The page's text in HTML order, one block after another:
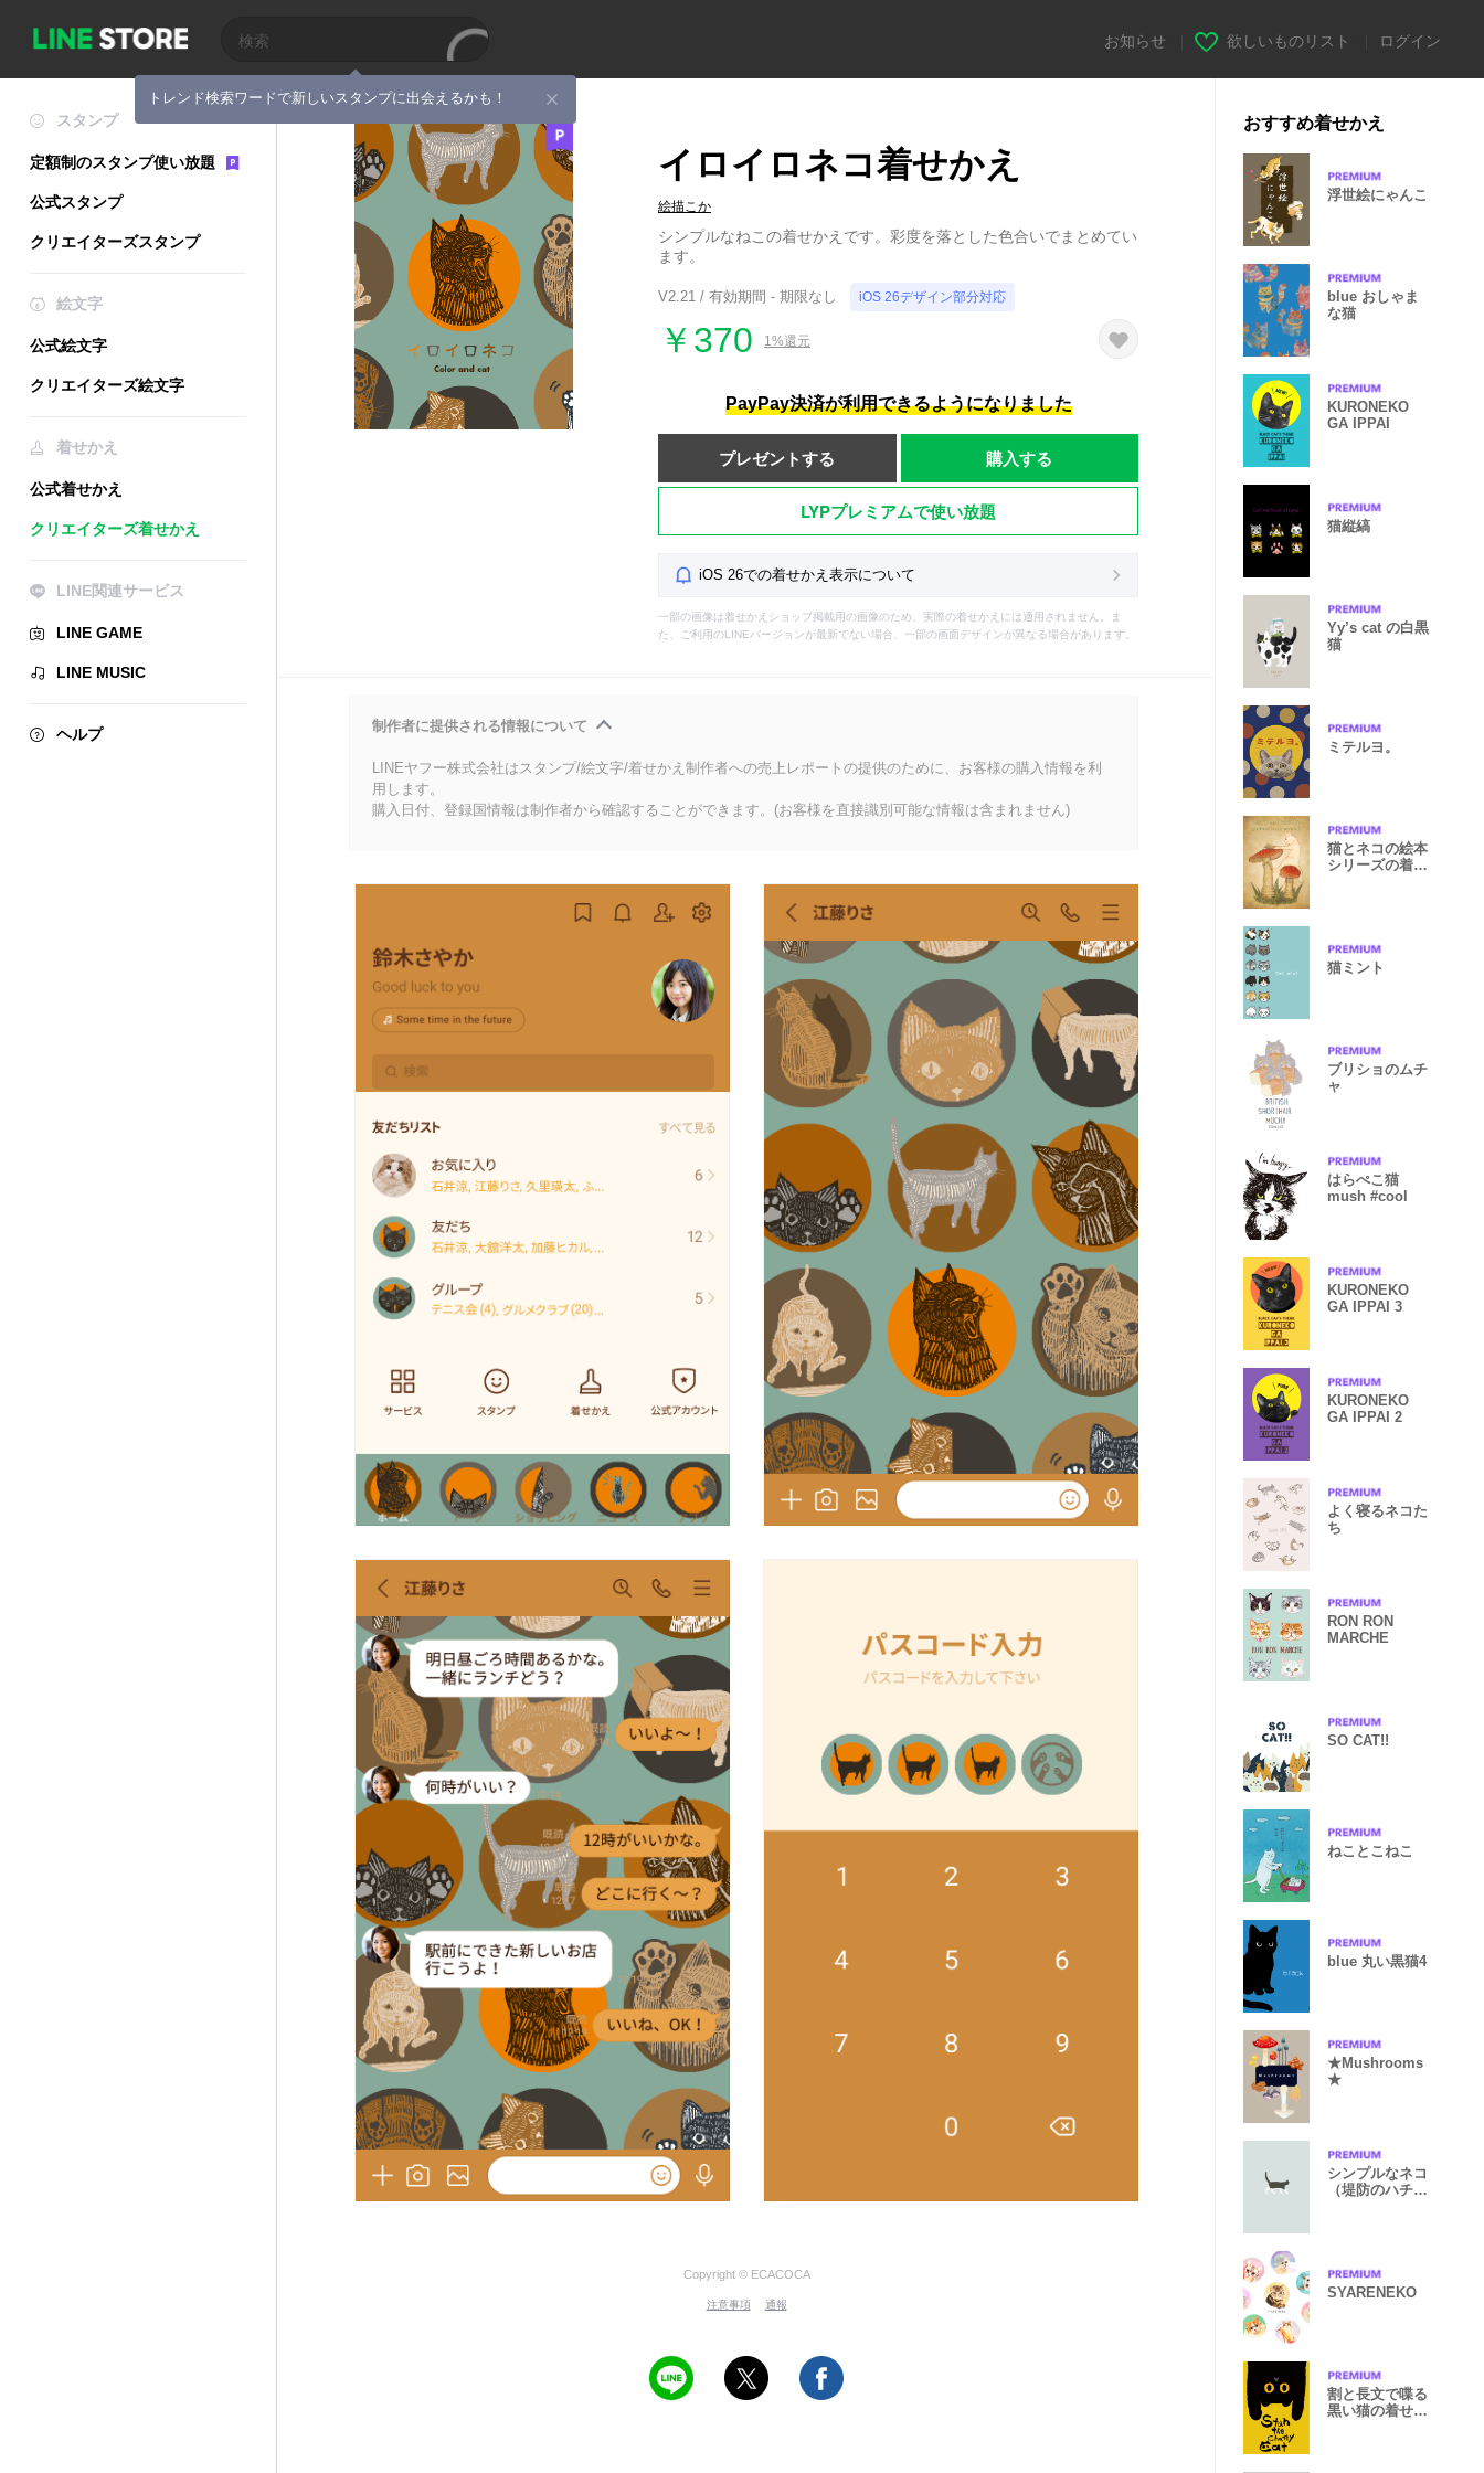
トレンド検索ワードで新しいスタンプに出会えるかも！
お知らせ 欲しいものリスト ログイン
スタンプ
定額制のスタンプ使い放題
公式スタンプ
クリエイターズスタンプ
絵文字
公式絵文字
クリエイターズ絵文字
着せかえ
公式着せかえ
クリエイターズ着せかえ
LINE関連サービス
LINE GAME
LINE MUSIC
ヘルプ
イロイロネコ着せかえ
絵描こか
シンプルなねこの着せかえです。彩度を落とした色合いでまとめてい
ます。
V2.21 / 有効期間 - 期限なし iOS 26デザイン部分対応
￥370 1%還元
PayPay決済が利用できるようになりました
プレゼントする 購入する
LYPプレミアムで使い放題
iOS 26での着せかえ表示について
一部の画像は着せかえショップ掲載用の画像のため、実際の着せかえには適用されません。ま
た、ご利用のLINEバージョンが最新でない場合、一部の画面デザインが異なる場合があります。
制作者に提供される情報について
LINEヤフー株式会社はスタンプ/絵文字/着せかえ制作者への売上レポートの提供のために、お客様の購入情報を利
用します。
購入日付、登録国情報は制作者から確認することができます。(お客様を直接識別可能な情報は含まれません)
Copyright © ECACOCA
注意事項 通報
おすすめ着せかえ
浮世絵にゃんこ
blue おしゃま
な猫
KURONEKO
GA IPPAI
猫縦縞
Yy’s cat の白黒
猫
ミテルヨ。
猫とネコの絵本
シリーズの着せ
猫ミント
ブリショのムチ
ャ
はらぺこ猫
mush #cool
KURONEKO
GA IPPAI 3
KURONEKO
GA IPPAI 2
よく寝るネコた
ち
RON RON
MARCHE
SO CAT!!
ねことこねこ
blue 丸い黒猫4
★Mushrooms
★
シンプルなネコ
（堤防のハチワ
SYARENEKO
割と長文で喋る
黒い猫の着せか